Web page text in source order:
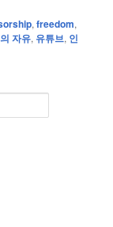
,freedom,
자유, 유튜브, 인